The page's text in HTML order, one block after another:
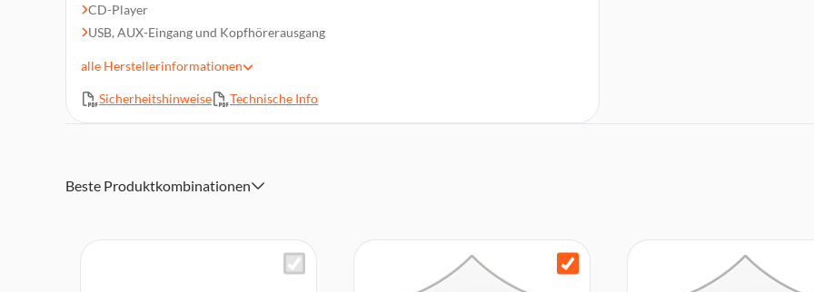
CD-Player
USB, AUX-Eingang und Kopfhörerausgang
Auswahl an EQs für verschiedene Anlässe
Verpackungsinhalt: 2 passive Lautsprecher, 2 Frontgitterabdeckungen,
alle Herstellerinformationen
Sicherheitshinweise Technische Info
Beste Produktkombinationen